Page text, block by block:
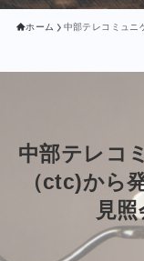
ホーム 中部テレコミュニ
中部テレコ
（ctc)から
見